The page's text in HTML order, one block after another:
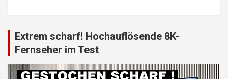
Extrem scharf! Hochauflösende 8K-
Fernseher im Test